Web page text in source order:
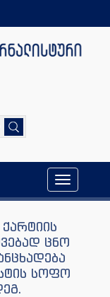
Toggle
navigation
ცნო
სოფო